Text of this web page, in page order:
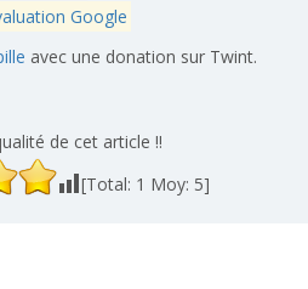
Google
avec une donation sur Twint.
de cet article !!
[Total: 1 Moy: 5]